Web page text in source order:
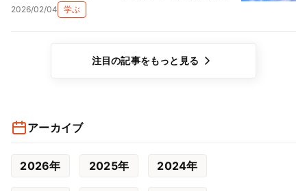
ない理由
2026/02/04 学ぶ
注目の記事をもっと見る
アーカイブ
2026年 2025年 2024年